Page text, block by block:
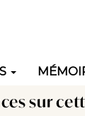
sur